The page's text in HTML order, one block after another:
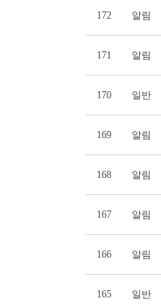
172 알림
171 알림
170 일반
169 알림
168 알림
167 알림
166 알림
165 일반